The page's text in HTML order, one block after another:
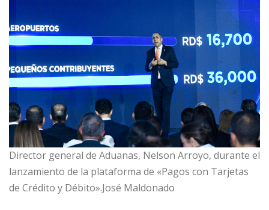
Director general de Aduanas, Nelson Arroyo, durante el
lanzamiento de la plataforma de «Pagos con Tarjetas
de Crédito y Débito».José Maldonado